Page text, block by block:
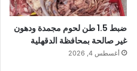
ضبط 1.5 طن لحوم مجمدة ودهون
غير صالحة بمحافظة الدقهلية
أغسطس 4, 2026